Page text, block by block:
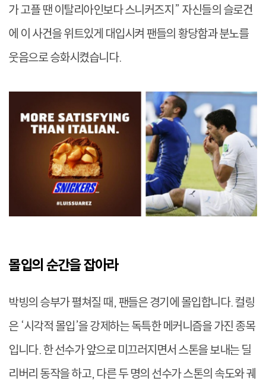
가 고플 땐 이탈리아인보다 스니커즈지” 자신들의 슬로건
에 이 사건을 위트있게 대입시켜 팬들의 황당함과 분노를
웃음으로 승화시켰습니다.
몰입의 순간을 잡아라
박빙의 승부가 펼쳐질 때, 팬들은 경기에 몰입합니다. 컬링
은 ‘시각적 몰입’을 강제하는 독특한 메커니즘을 가진 종목
입니다. 한 선수가 앞으로 미끄러지면서 스톤을 보내는 딜
리버리 동작을 하고, 다른 두 명의 선수가 스톤의 속도와 궤